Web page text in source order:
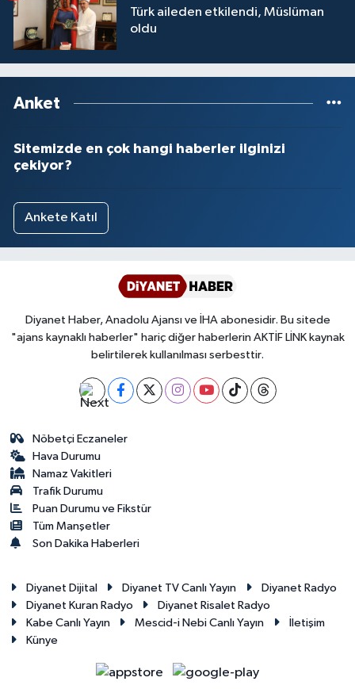
Türk aileden etkilendi, Müslüman
oldu
Anket
Sitemizde en çok hangi haberler ilginizi
çekiyor?
Ankete Katıl
Diyanet Haber, Anadolu Ajansı ve İHA abonesidir. Bu sitede
"ajans kaynaklı haberler" hariç diğer haberlerin AKTİF LİNK kaynak
belirtilerek kullanılması serbesttir.
Nöbetçi Eczaneler
Hava Durumu
Namaz Vakitleri
Trafik Durumu
Puan Durumu ve Fikstür
Tüm Manşetler
Son Dakika Haberleri
Diyanet Dijital Diyanet TV Canlı Yayın
Diyanet Radyo
Diyanet Kuran Radyo
Diyanet Risalet Radyo
Kabe Canlı Yayın
Mescid-i Nebi Canlı Yayın
İletişim
Künye